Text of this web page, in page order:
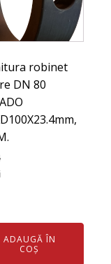
robinet
DN 80
Prețul
131 lei.
ADAUGĂ ÎN
COȘ